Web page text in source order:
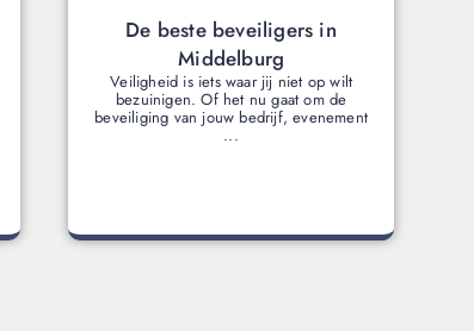
De beste beveiligers in
Middelburg
Veiligheid is iets waar jij niet op wilt
bezuinigen. Of het nu gaat om de
beveiliging van jouw bedrijf, evenement
...